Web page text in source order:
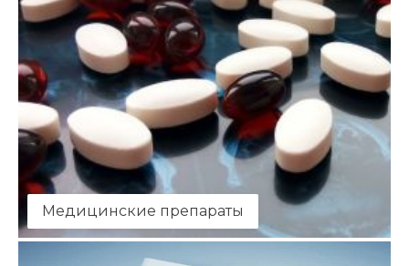
Медицинские препараты